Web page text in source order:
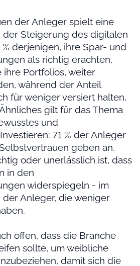
der Anleger spielt eine
Steigerung des digitalen
derjenigen, ihre Spar- und
als richtig erachten,
ihre Portfolios, weiter
während der Anteil
für weniger versiert halten,
gilt für das Thema
und
71 % der Anleger
geben an,
oder unerlässlich ist, dass
in den
widerspiegeln - im
der Anleger, die weniger
offen, dass die Branche
sollte, um weibliche
damit sich die